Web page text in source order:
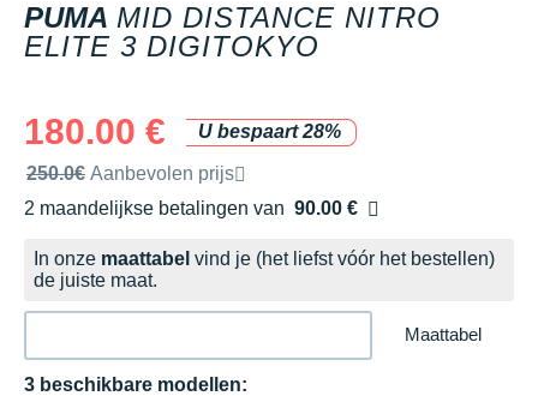
PUMA MID DISTANCE NITRO
ELITE 3 DIGITOKYO
180.00 €
U bespaart 28%
Door het merk aanbevolen verkoopprijs
250.0€ Aanbevolen prijs
2 maandelijkse betalingen van 90.00 €
zonder kosten
In onze maattabel vind je (het liefst vóór het bestellen)
de juiste maat.
Maattabel
3 beschikbare modellen: